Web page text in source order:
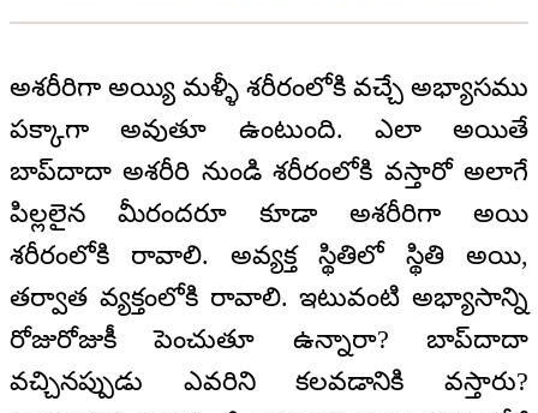
అశరీరిగా అయ్యి మళ్ళీ శరీరంలోకి వచ్చే అభ్యాసము
పక్కాగా అవుతూ ఉంటుంది. ఎలా అయితే
బాప్‌దాదా అశరీరి నుండి శరీరంలోకి వస్తారో అలాగే
పిల్లలైన మీరందరూ కూడా అశరీరిగా అయి
శరీరంలోకి రావాలి. అవ్యక్త స్థితిలో స్థితి అయి,
తర్వాత వ్యక్తంలోకి రావాలి. ఇటువంటి అభ్యాసాన్ని
రోజురోజుకీ పెంచుతూ ఉన్నారా? బాప్‌దాదా
వచ్చినప్పుడు ఎవరిని కలవడానికి వస్తారు?